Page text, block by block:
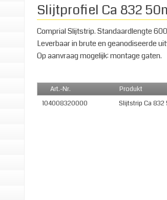
Slijtprofiel Ca 832
Comprial Slijtstrip. Standaardlengte
Leverbaar in brute en geanodiseerde
Op aanvraag mogelijk: montage gaten.
Art.-Nr. Produkt
104008320000
Slijtstrip Ca 832